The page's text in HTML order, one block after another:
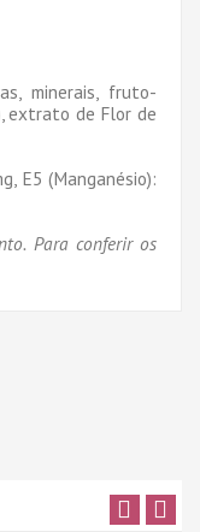
minerais, fruto-
extrato de Flor de
E5 (Manganésio):
Para conferir os